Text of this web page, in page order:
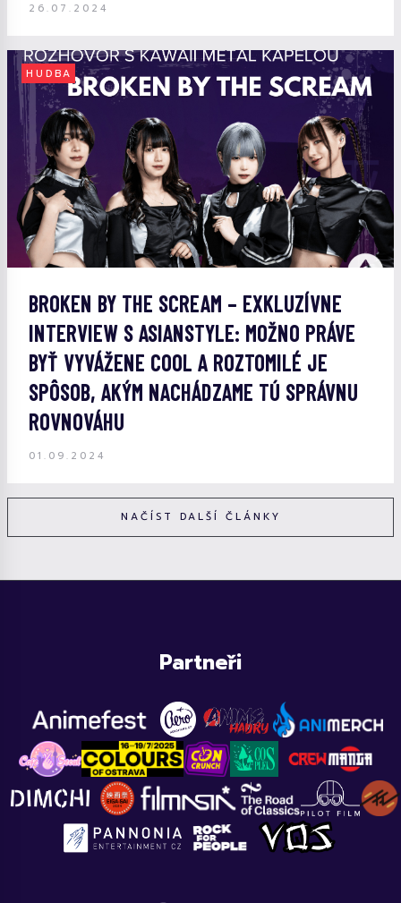
26.07.2024
HUDBA
BROKEN BY THE SCREAM – EXKLUZÍVNE
INTERVIEW S ASIANSTYLE: MOŽNO PRÁVE
BYŤ VYVÁŽENE COOL A ROZTOMILÉ JE
SPÔSOB, AKÝM NACHÁDZAME TÚ SPRÁVNU
ROVNOVÁHU
01.09.2024
NAČÍST DALŠÍ ČLÁNKY
Partneři